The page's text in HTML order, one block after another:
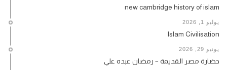
new cambridge history of islam
يوليو 1, 2026
Islam Civilisation
يونيو 29, 2026
حضارة مصر القديمة – رمضان عبده علي